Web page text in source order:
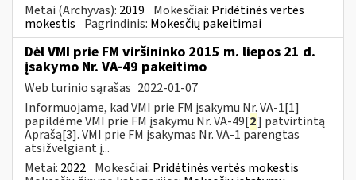
Metai (Archyvas): 2019 Mokesčiai: Pridėtinės vertės
mokestis Pagrindinis: Mokesčių pakeitimai
Dėl VMI prie FM viršininko 2015 m. liepos 21 d.
įsakymo Nr. VA-49 pakeitimo
Web turinio sąrašas 2022-01-07
Informuojame, kad VMI prie FM įsakymu Nr. VA-1[1]
papildėme VMI prie FM įsakymu Nr. VA-49[2] patvirtintą
Aprašą[3]. VMI prie FM įsakymas Nr. VA-1 parengtas
atsižvelgiant į...
Metai: 2022 Mokesčiai: Pridėtinės vertės mokestis